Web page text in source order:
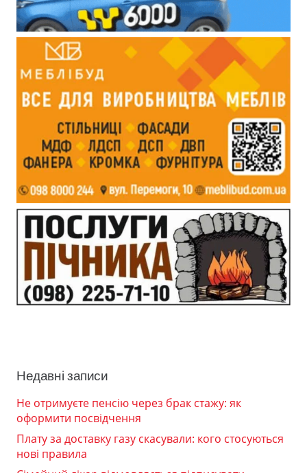
Недавні записи
Не отримуєте пенсію через брак стажу: як
оформити посвідчення
Плату за доставку газу скасували: кого стосуються
нові правила